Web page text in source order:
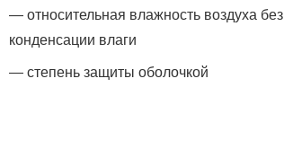
— относительная влажность воздуха без
конденсации влаги
— степень защиты оболочкой